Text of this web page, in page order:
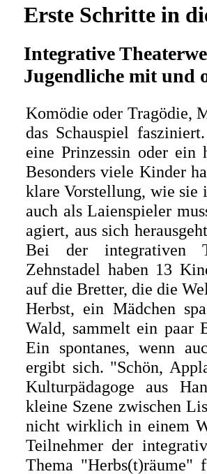
Erste Schritte in
Integrative
Jugendliche mit und
Komödie oder Tragödie,
das Schauspiel
eine Prinzessin oder ein
Besonders viele Kinder
klare Vorstellung, wie sie
auch als Laienspieler
agiert, aus sich
Bei der integrativen
Zehnstadel haben 13
auf die Bretter, die die
Herbst, ein Mädchen
Wald, sammelt ein paar
Ein spontanes, wenn
ergibt sich. "Schön,
Kulturpädagoge aus
kleine Szene zwischen
nicht wirklich in einem
Teilnehmer der
Thema "Herbs(t)räume"